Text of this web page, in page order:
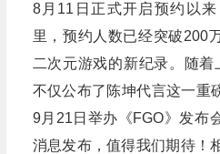
8月11日正式开启预约以
里，预约人数已经突破200
二次元游戏的新纪录。随
不仅公布了陈坤代言这一重
9月21日举办《FGO》发布
消息发布，值得我们期待！